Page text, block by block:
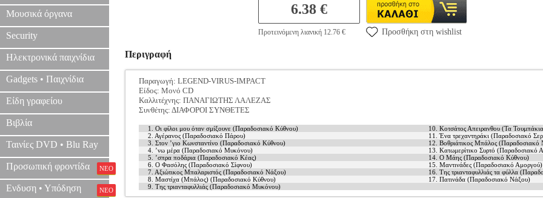
Μουσικά όργανα
Security
Ηλεκτρονικά παιχνίδια
Gadgets • Παιχνίδια
Είδη γραφείου
Βιβλία
Ταινίες DVD • Blu Ray
Προσωπική φροντίδα ΝΕΟ
Ενδυση • Υπόδηση ΝΕΟ
6.38 €
Προτεινόμενη λιανική 12.76 € Προσθήκη στη wishlist
Περιγραφή
Παραγωγή: LEGEND-VIRUS-IMPACT
Είδος: Μονό CD
Καλλιτέχνης: ΠΑΝΑΓΙΩΤΗΣ ΛΑΛΕΖΑΣ
Συνθέτης: ΔΙΑΦΟΡΟΙ ΣΥΝΘΕΤΕΣ
1. Οι φίλοι μου όταν σμίξουνε (Παραδοσιακό Κύθνου)
10. Κοτσάτος Απειρανθου (Τα
2. Αγέρανος (Παραδοσιακό Πάρου)
11. Ένα τρεχαντηράκι (Παραδοσιακό
3. Στον ’γιο Κωνσταντίνο (Παραδοσιακό Κύθνου)
12. Βοθριάτικος Μπάλος (Παραδοσιακό
4. ’νω μέρα (Παραδοσιακό Μυκόνου)
13. Κατωμερίτικο Συρτό (Παραδοσιακό
5. ’σπρα ποδάρια (Παραδοσιακό Κέας)
14. Ο Μάης (Παραδοσιακό Κύθνου)
6. Ο Φασόλης (Παραδοσιακό Σίφνου)
15. Μαντινάδες (Παραδοσιακό Αμοργού)
7. Αξιώτικος Μπαλαριστός (Παραδοσιακό Νάξου)
16. Της τριανταφυλλιάς τα φύλλα
8. Μαστίχα (Μπάλος) (Παραδοσιακό Κύθνου)
17. Πατινάδα (Παραδοσιακό Νάξου)
9. Της τριανταφυλλιάς (Παραδοσιακό Μυκόνου)